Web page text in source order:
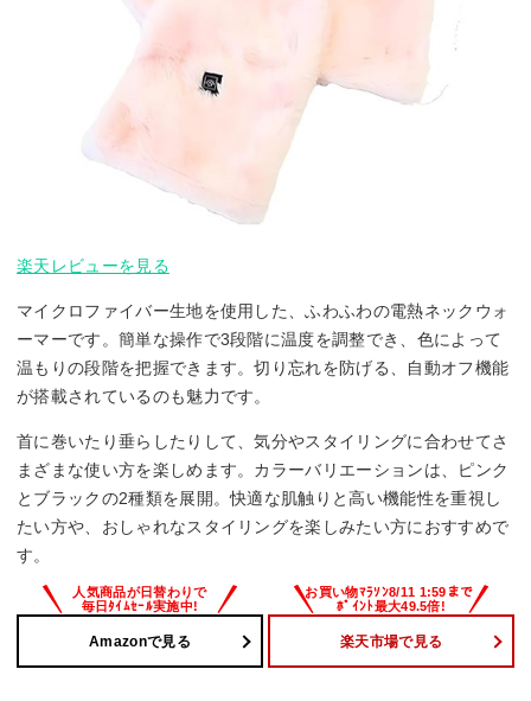
楽天レビューを見る
マイクロファイバー生地を使用した、ふわふわの電熱ネックウォ
ーマーです。簡単な操作で3段階に温度を調整でき、色によって
温もりの段階を把握できます。切り忘れを防げる、自動オフ機能
が搭載されているのも魅力です。
首に巻いたり垂らしたりして、気分やスタイリングに合わせてさ
まざまな使い方を楽しめます。カラーバリエーションは、ピンク
とブラックの2種類を展開。快適な肌触りと高い機能性を重視し
たい方や、おしゃれなスタイリングを楽しみたい方におすすめで
す。
Amazonで見る 楽天市場で見る